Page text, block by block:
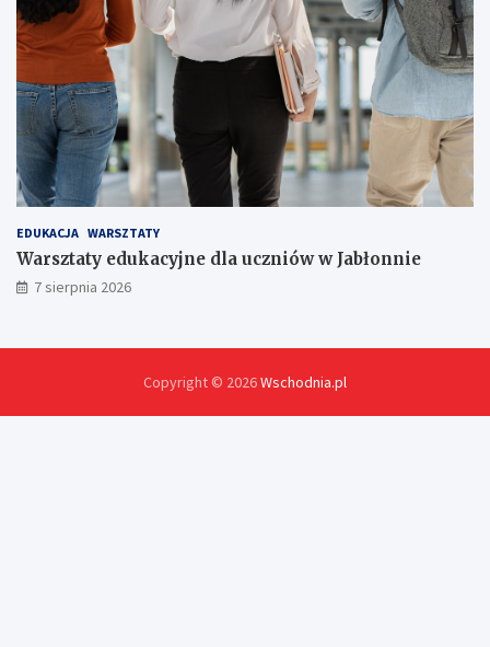
EDUKACJA WARSZTATY
Warsztaty edukacyjne dla uczniów w Jabłonnie
7 sierpnia 2026
Copyright © 2026Wschodnia.pl